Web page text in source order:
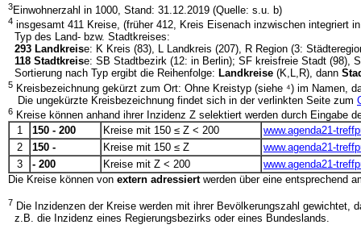
3Einwohnerzahl in 1000, Stand: 31.12.2019 (Quelle: s.u. b)
4 insgesamt 411 Kreise, (früher 412, Kreis Eisenach inzwischen integriert
Typ des Land- bzw. Stadtkreises:
293 Landkreise: K Kreis (83), L Landkreis (207), R Region (3:
118 Stadtkreise: SB Stadtbezirk (12: in Berlin); SF kreisfreie Stadt (98),
Sortierung nach Typ ergibt die Reihenfolge: Landkreise (K,L,R), dann
5 Kreisbezeichnung gekürzt zum Ort: Ohne Kreistyp (siehe ⁴) im Namen,
Die ungekürzte Kreisbezeichnung findet sich in der verlinkten Seite zum
6 Kreise können anhand ihrer Inzidenz Z selektiert werden durch Eingabe
1
150 - 200 Kreise mit 150 ≤ Z < 200
www.agenda21-
2
150 - Kreise mit 150 ≤ Z
www.agenda21-
3
- 200 Kreise mit Z < 200
www.agenda21-
Die Kreise können von extern adressiertwerden über eine entsprechend
7 Die Inzidenzen der Kreise werden mit ihrer Bevölkerungszahl
z.B. die Inzidenz eines Regierungsbezirks oder eines Bundeslands.